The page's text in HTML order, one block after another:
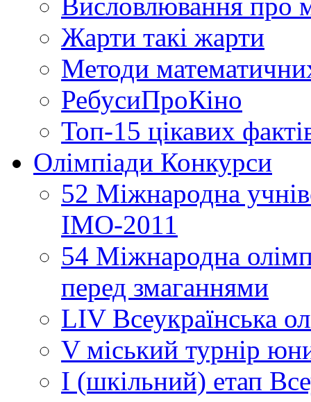
Жарти такі жарти
Методи
РебусиПроКіно
Топ-15 цікавих
Олімпіади Конкурси
52 Міжнародна
ІМО-2011
54 Міжнародна
перед змаганнями
LIV Всеукраїнська
V міський турнір
І (шкільний) етап